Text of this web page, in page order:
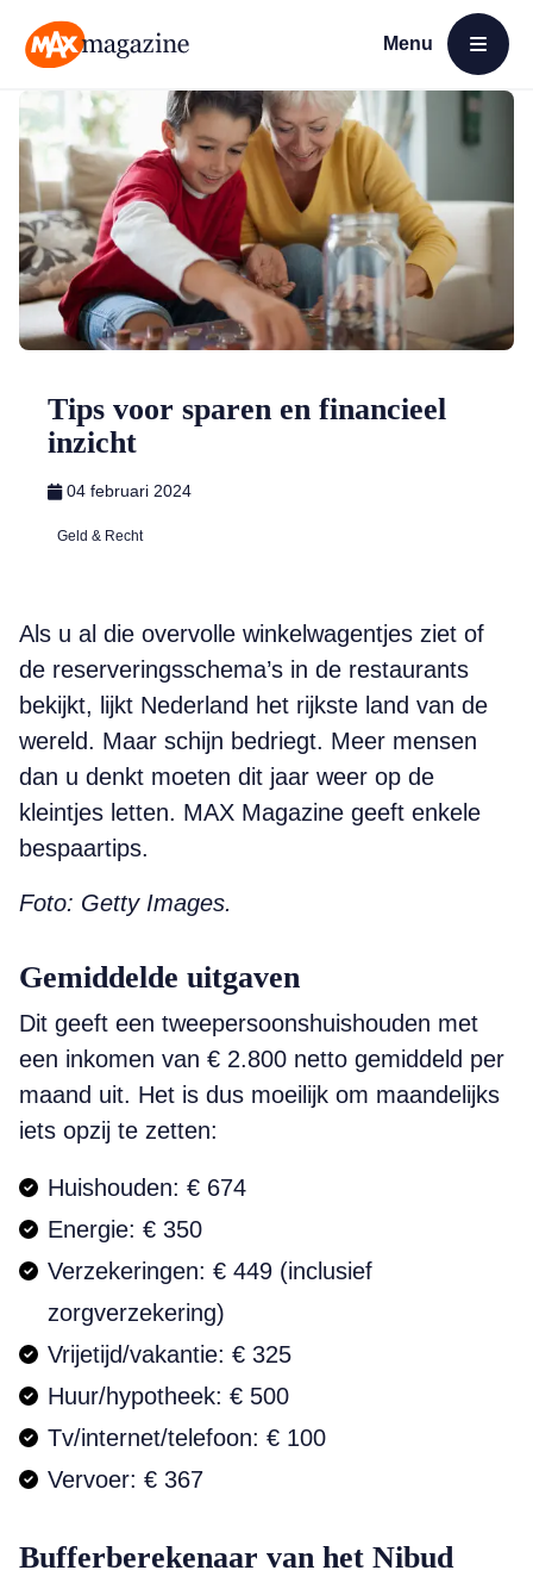
Menu
Open menu
Tips voor sparen en financieel
inzicht
04 februari 2024
Geld & Recht
Als u al die overvolle winkelwagentjes ziet of
de reserveringsschema’s in de restaurants
bekijkt, lijkt Nederland het rijkste land van de
wereld. Maar schijn bedriegt. Meer mensen
dan u denkt moeten dit jaar weer op de
kleintjes letten. MAX Magazine geeft enkele
bespaartips.
Foto: Getty Images.
Gemiddelde uitgaven
Dit geeft een tweepersoonshuishouden met
een inkomen van € 2.800 netto gemiddeld per
maand uit. Het is dus moeilijk om maandelijks
iets opzij te zetten:
Huishouden: € 674
Energie: € 350
Verzekeringen: € 449 (inclusief
zorgverzekering)
Vrijetijd/vakantie: € 325
Huur/hypotheek: € 500
Tv/internet/telefoon: € 100
Vervoer: € 367
Bufferberekenaar van het Nibud